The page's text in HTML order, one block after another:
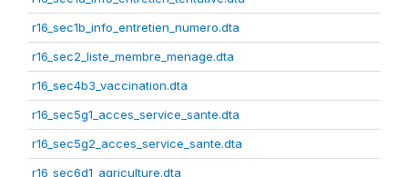
r16_sec1b_info_entretien_numero.dta
r16_sec2_liste_membre_menage.dta
r16_sec4b3_vaccination.dta
r16_sec5g1_acces_service_sante.dta
r16_sec5g2_acces_service_sante.dta
r16_sec6d1_agriculture.dta